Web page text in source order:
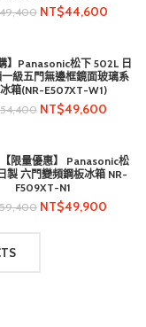
NT$44,600
】Panasonic松下 502L 日
級五門無邊框鏡面玻璃系
箱(NR-E507XT-W1)
54,400 NT$49,600
限量優惠】 Panasonic松
製 六門變頻鋼板冰箱 NR-
F509XT-N1
59,400 NT$49,900